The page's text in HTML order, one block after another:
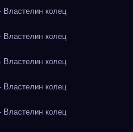
колец
колец
колец
колец
колец